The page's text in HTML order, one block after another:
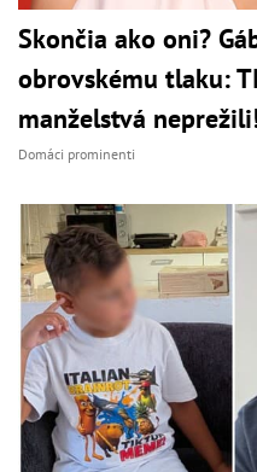
Skončia ako oni?
obrovskému tlaku:
manželstvá
Domáci prominenti